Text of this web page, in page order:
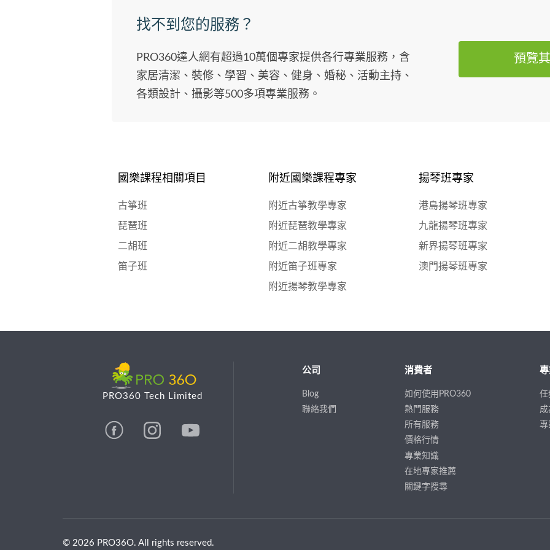
找不到您的服務？
PRO360達人網有超過10萬個專家提供各行專業服務，含
家居清潔、裝修、學習、美容、健身、婚秘、活動主持、
各類設計、攝影等500多項專業服務。
預覽
國樂課程相關項目
古箏班
琵琶班
二胡班
笛子班
附近國樂課程專家
附近古箏教學專家
附近琵琶教學專家
附近二胡教學專家
附近笛子班專家
附近揚琴教學專家
揚琴班專家
港島揚琴班專家
九龍揚琴班專家
新界揚琴班專家
澳門揚琴班專家
PRO360 Tech Limited
公司
Blog
聯絡我們
消費者
如何使用PRO360
熱門服務
所有服務
價格行情
專業知識
在地專家推薦
關鍵字搜尋
任
成
專
© 2026 PRO36O. All rights reserved.